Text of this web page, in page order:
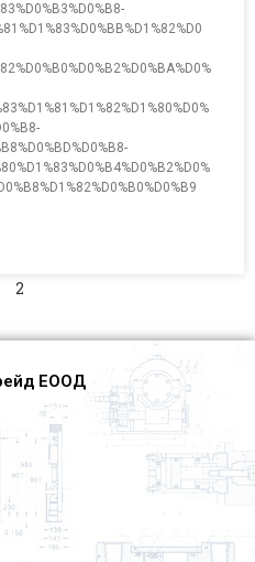
2
ЕООД